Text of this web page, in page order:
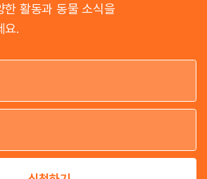
한 활동과 동물 소식을
요.
이
이